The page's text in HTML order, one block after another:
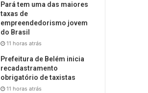
Pará tem uma das maiores
taxas de
empreendedorismo jovem
do Brasil
11 horas atrás
Prefeitura de Belém inicia
recadastramento
obrigatório de taxistas
11 horas atrás